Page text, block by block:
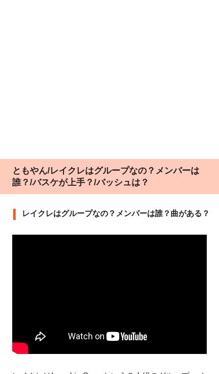
ともやん/レイクレはグループなの？メンバーは
誰？/バスケが上手？/バッシュは？
レイクレはグループなの？メンバーは誰？曲がある？